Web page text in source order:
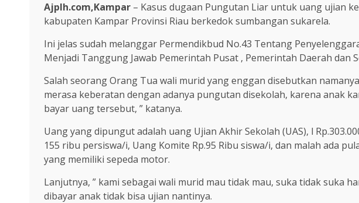
Ajplh.com,Kampar – Kasus dugaan Pungutan Liar untuk uang ujian
kabupaten Kampar Provinsi Riau berkedok sumbangan sukarela.
Ini jelas sudah melanggar Permendikbud No.43 Tentang
Menjadi Tanggung Jawab Pemerintah Pusat , Pemerintah Daerah dan
Salah seorang Orang Tua wali murid yang enggan disebutkan
merasa keberatan dengan adanya pungutan disekolah, karena anak
bayar uang tersebut, ” katanya.
Uang yang dipungut adalah uang Ujian Akhir Sekolah (UAS), l
155 ribu persiswa/i, Uang Komite Rp.95 Ribu siswa/i, dan malah ada
yang memiliki sepeda motor.
Lanjutnya, ” kami sebagai wali murid mau tidak mau, suka tidak suka
dibayar anak tidak bisa ujian nantinya.